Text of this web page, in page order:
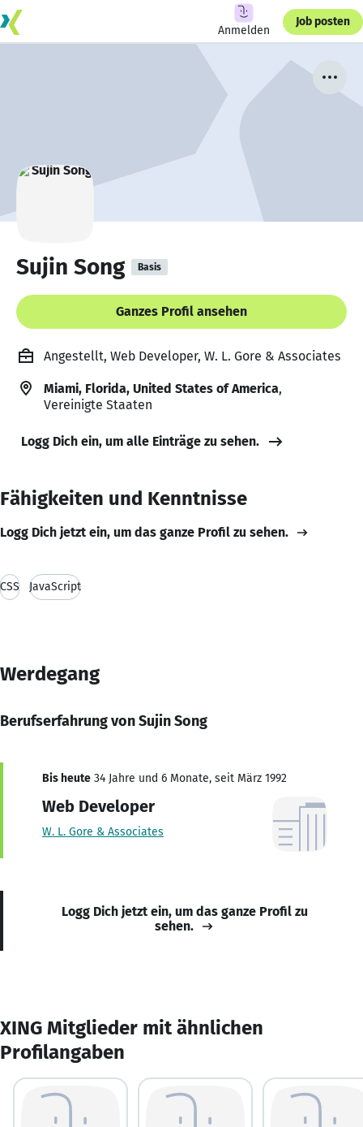
Anmelden
Job posten
Sujin Song Basis
Ganzes Profil ansehen
Angestellt, Web Developer, W. L. Gore & Associates
Miami, Florida, United States of America,
Vereinigte Staaten
Logg Dich ein, um alle Einträge zu sehen.
Fähigkeiten und Kenntnisse
Logg Dich jetzt ein, um das ganze Profil zu sehen.
CSS JavaScript
Werdegang
Berufserfahrung von Sujin Song
Bis heute 34 Jahre und 6 Monate, seit März 1992
Web Developer
W. L. Gore & Associates
Logg Dich jetzt ein, um das ganze Profil zu
sehen.
XING Mitglieder mit ähnlichen
Profilangaben